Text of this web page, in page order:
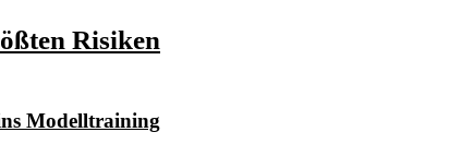
Risiken
Modelltraining